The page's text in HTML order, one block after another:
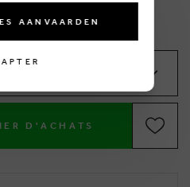
D'ACHATS
AANVAARDEN